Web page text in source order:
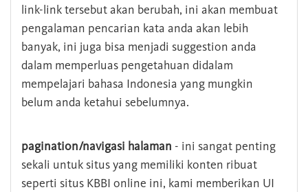
link-link tersebut akan berubah, ini akan membuat
pengalaman pencarian kata anda akan lebih
banyak, ini juga bisa menjadi suggestion anda
dalam memperluas pengetahuan didalam
mempelajari bahasa Indonesia yang mungkin
belum anda ketahui sebelumnya.
pagination/navigasi halaman - ini sangat penting
sekali untuk situs yang memiliki konten ribuat
seperti situs KBBI online ini, kami memberikan UI